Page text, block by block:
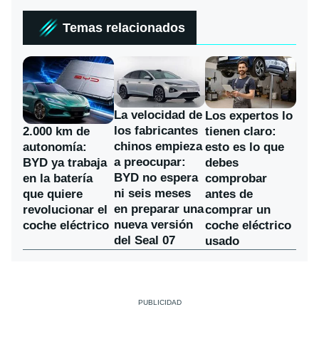
Temas relacionados
2.000 km de
autonomía:
BYD ya trabaja
en la batería
que quiere
revolucionar el
coche eléctrico
La velocidad de
los fabricantes
chinos empieza
a preocupar:
BYD no espera
ni seis meses
en preparar una
nueva versión
del Seal 07
Los expertos lo
tienen claro:
esto es lo que
debes
comprobar
antes de
comprar un
coche eléctrico
usado